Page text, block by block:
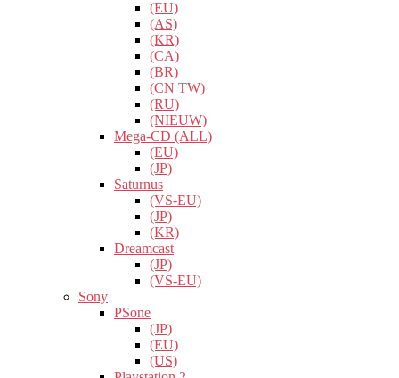
(EU)
(AS)
(KR)
(CA)
(BR)
(CN TW)
(RU)
(NIEUW)
Mega-CD (ALL)
(EU)
(JP)
Saturnus
(VS-EU)
(JP)
(KR)
Dreamcast
(JP)
(VS-EU)
Sony
PSone
(JP)
(EU)
(US)